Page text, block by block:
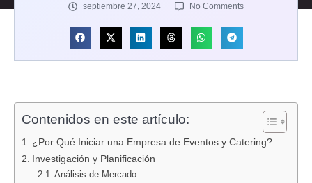
septiembre 27, 2024 No Comments
Contenidos en este artículo:
¿Por Qué Iniciar una Empresa de Eventos y Catering?
Investigación y Planificación
Análisis de Mercado